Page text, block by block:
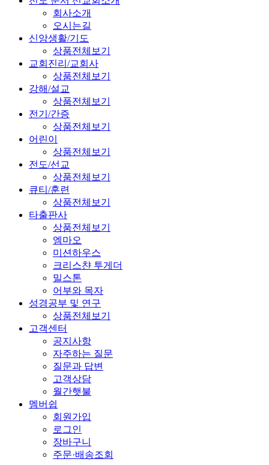
회사소개
오시는길
신앙생활/기도
상품전체보기
교회진리/교회사
상품전체보기
강해/설교
상품전체보기
전기/간증
상품전체보기
어린이
상품전체보기
전도/선교
상품전체보기
큐티/훈련
상품전체보기
타출판사
상품전체보기
엠마오
미션하우스
크리스챤 투게더
밀스톤
어부와 목자
성경공부 및 연구
상품전체보기
고객센터
공지사항
자주하는 질문
질문과 답변
고객상담
월간햇불
멤버쉽
회원가입
로그인
장바구니
주문·배송조회